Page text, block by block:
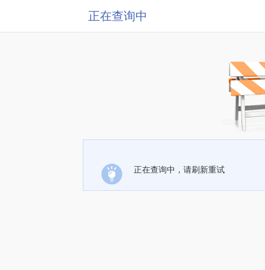
正在查询中
正在查询中，请刷新重试